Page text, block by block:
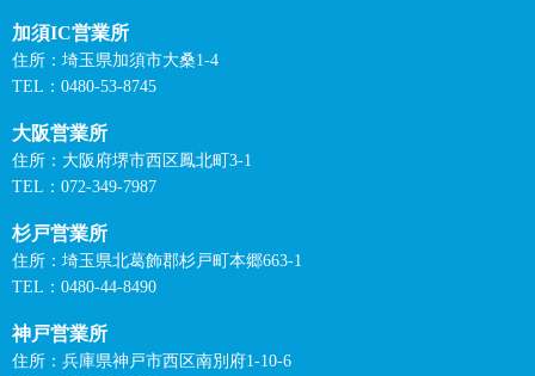
加須IC営業所
住所：埼玉県加須市大桑1-4
TEL：0480-53-8745
大阪営業所
住所：大阪府堺市西区鳳北町3-1
TEL：072-349-7987
杉戸営業所
住所：埼玉県北葛飾郡杉戸町本郷663-1
TEL：0480-44-8490
神戸営業所
住所：兵庫県神戸市西区南別府1-10-6